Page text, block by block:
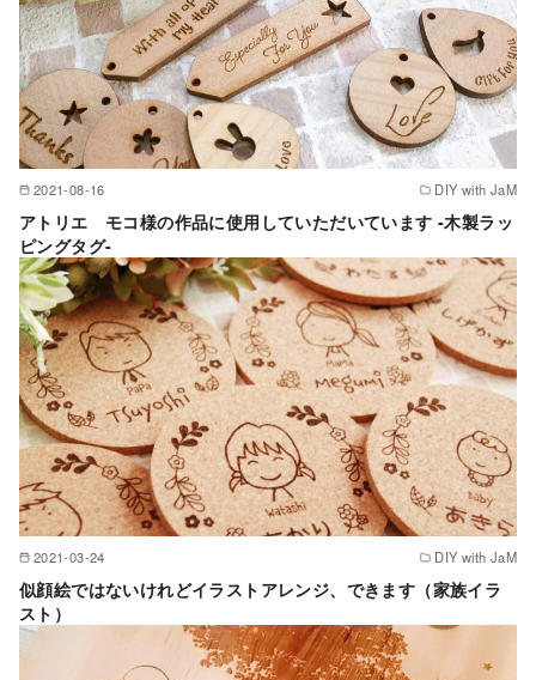
2021-08-16 DIY with JaM
アトリエ モコ様の作品に使用していただいています -木製ラッ
ピングタグ-
2021-03-24 DIY with JaM
似顔絵ではないけれどイラストアレンジ、できます（家族イラ
スト）